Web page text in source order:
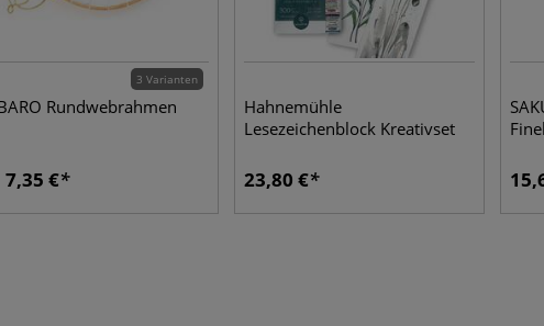
3 Varianten
Rundwebrahmen
7,35 €
Hahnemühle
Lesezeichenblock Kreativset
23,80 €